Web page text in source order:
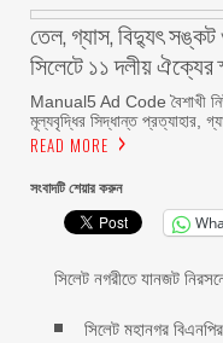
তেল, গ্যাস, বিদ্যুৎ
সিলেটে ১১ দলীয় ঐক্যের
Manual5 Ad Code বৈশাখী
মূল্যবৃদ্ধির সিদ্ধান্ত প্রত্যাহার,
READ MORE
সংবাদটি শেয়ার করুন
সিলেট নগরীতে যানজট
সিলেট মহানগর